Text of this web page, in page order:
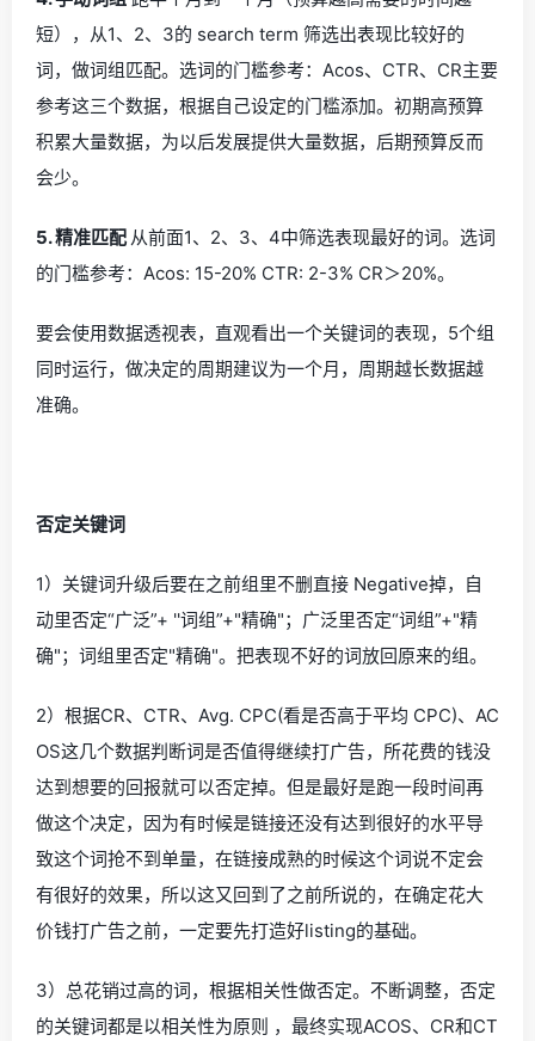
短），从1、2、3的 search term 筛选出表现比较好的
词，做词组匹配。选词的门槛参考：Acos、CTR、CR主要
参考这三个数据，根据自己设定的门槛添加。初期高预算
积累大量数据，为以后发展提供大量数据，后期预算反而
会少。
5. 精准匹配从前面1、2、3、4中筛选表现最好的词。选词
的门槛参考：Acos: 15-20% CTR: 2-3% CR＞20%。
要会使用数据透视表，直观看出一个关键词的表现，5个组
同时运行，做决定的周期建议为一个月，周期越长数据越
准确。
否定关键词
1）关键词升级后要在之前组里不删直接 Negative掉，自
动里否定“广泛”+ ''词组”+"精确"；广泛里否定“词组”+"精
确"；词组里否定"精确"。把表现不好的词放回原来的组。
2）根据CR、CTR、Avg. CPC(看是否高于平均 CPC)、AC
OS这几个数据判断词是否值得继续打广告，所花费的钱没
达到想要的回报就可以否定掉。但是最好是跑一段时间再
做这个决定，因为有时候是链接还没有达到很好的水平导
致这个词抢不到单量，在链接成熟的时候这个词说不定会
有很好的效果，所以这又回到了之前所说的，在确定花大
价钱打广告之前，一定要先打造好listing的基础。
3）总花销过高的词，根据相关性做否定。不断调整，否定
的关键词都是以相关性为原则 ，最终实现ACOS、CR和CT